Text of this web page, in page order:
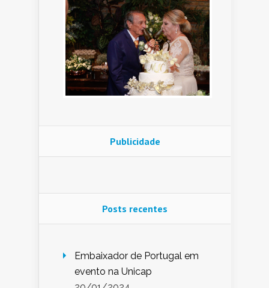
Publicidade
Posts recentes
Embaixador de Portugal em
evento na Unicap